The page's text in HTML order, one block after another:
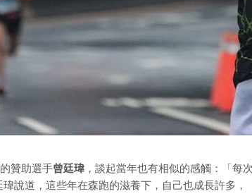
贊助選手曾廷瑋 ，談起當年也有相似的感觸：「每
說道，這些年在森跑的滋養下，自己也成長許多，